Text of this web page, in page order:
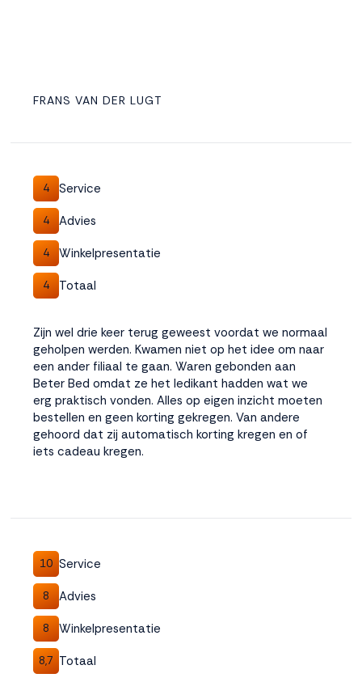
FRANS VAN DER LUGT
4 Service
4 Advies
4 Winkelpresentatie
4 Totaal
Zijn wel drie keer terug geweest voordat we normaal
geholpen werden. Kwamen niet op het idee om naar
een ander filiaal te gaan. Waren gebonden aan
Beter Bed omdat ze het ledikant hadden wat we
erg praktisch vonden. Alles op eigen inzicht moeten
bestellen en geen korting gekregen. Van andere
gehoord dat zij automatisch korting kregen en of
iets cadeau kregen.
10 Service
8 Advies
8 Winkelpresentatie
8,7 Totaal